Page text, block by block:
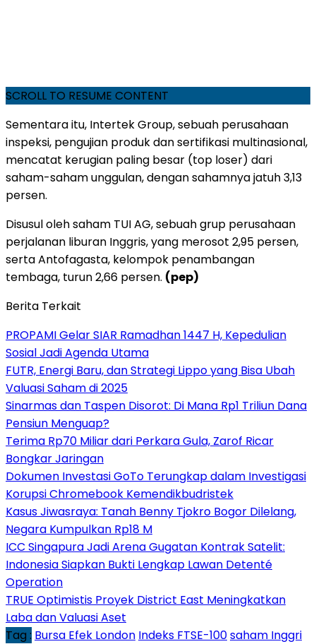
SCROLL TO RESUME CONTENT
Sementara itu, Intertek Group, sebuah perusahaan
inspeksi, pengujian produk dan sertifikasi multinasional,
mencatat kerugian paling besar (top loser) dari
saham-saham unggulan, dengan sahamnya jatuh 3,13
persen.
Disusul oleh saham TUI AG, sebuah grup perusahaan
perjalanan liburan Inggris, yang merosot 2,95 persen,
serta Antofagasta, kelompok penambangan
tembaga, turun 2,66 persen. (pep)
Berita Terkait
PROPAMI Gelar SIAR Ramadhan 1447 H, Kepedulian
Sosial Jadi Agenda Utama
FUTR, Energi Baru, dan Strategi Lippo yang Bisa Ubah
Valuasi Saham di 2025
Sinarmas dan Taspen Disorot: Di Mana Rp1 Triliun Dana
Pensiun Menguap?
Terima Rp70 Miliar dari Perkara Gula, Zarof Ricar
Bongkar Jaringan
Dokumen Investasi GoTo Terungkap dalam Investigasi
Korupsi Chromebook Kemendikbudristek
Kasus Jiwasraya: Tanah Benny Tjokro Bogor Dilelang,
Negara Kumpulkan Rp18 M
ICC Singapura Jadi Arena Gugatan Kontrak Satelit:
Indonesia Siapkan Bukti Lengkap Lawan Detenté
Operation
TRUE Optimistis Proyek District East Meningkatkan
Laba dan Valuasi Aset
Tag : Bursa Efek London Indeks FTSE-100saham Inggri